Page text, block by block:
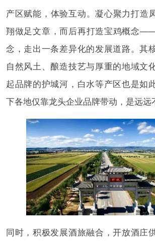
产区赋能，体验互动。凝心聚力打
翔做足文章，而后再打造宝鸡概念
念，走出一条差异化的发展道路。其
自然风土、酿造技艺与厚重的地域文
起品牌的护城河，白水等产区也是如
下各地仅靠龙头企业品牌带动，是远远
同时，积极发展酒旅融合，开放酒庄